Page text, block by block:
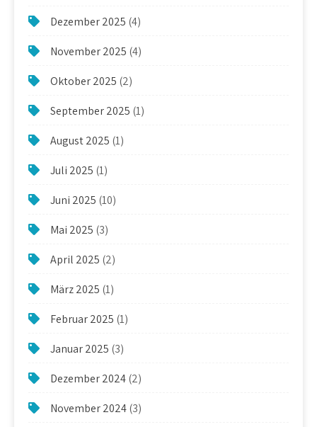
Dezember 2025 (4)
November 2025 (4)
Oktober 2025 (2)
September 2025 (1)
August 2025 (1)
Juli 2025 (1)
Juni 2025 (10)
Mai 2025 (3)
April 2025 (2)
März 2025 (1)
Februar 2025 (1)
Januar 2025 (3)
Dezember 2024(2)
November 2024(3)